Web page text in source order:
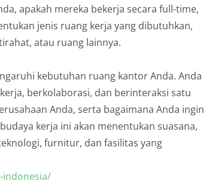
apakah mereka bekerja secara full-time,
jenis ruang kerja yang dibutuhkan,
atau ruang lainnya.
kebutuhan ruang kantor Anda. Anda
berkolaborasi, dan berinteraksi satu
Anda, serta bagaimana Anda ingin
kerja ini akan menentukan suasana,
furnitur, dan fasilitas yang
indonesia/